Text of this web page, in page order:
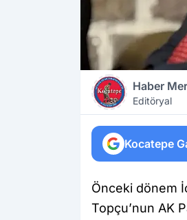
Haber
Editöryal
Kocatepe
Önceki dönem
Topçu’nun AK